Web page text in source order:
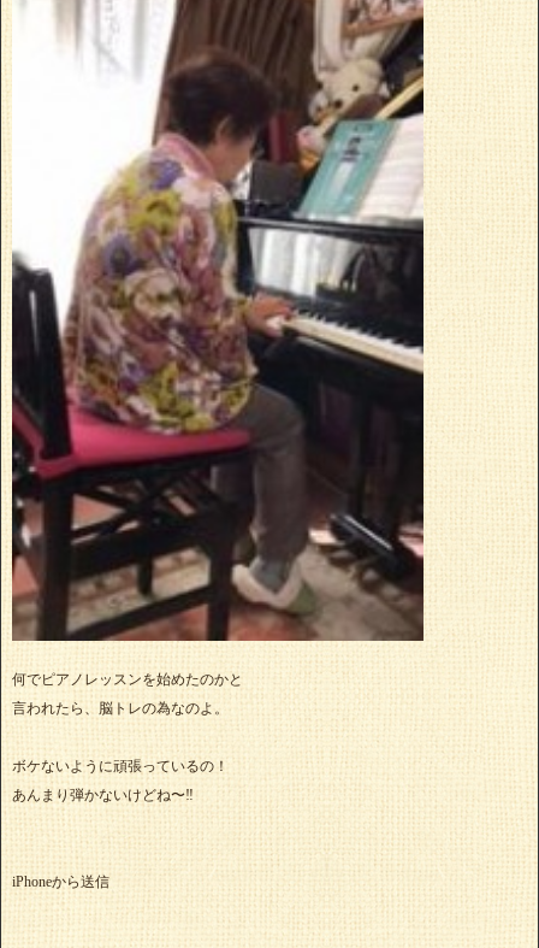
何でピアノレッスンを始めたのかと
言われたら、脳トレの為なのよ。
ボケないように頑張っているの！
あんまり弾かないけどね〜‼️
iPhoneから送信